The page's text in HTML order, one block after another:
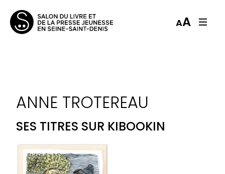
AA
ANNE TROTEREAU
SES TITRES SUR KIBOOKIN